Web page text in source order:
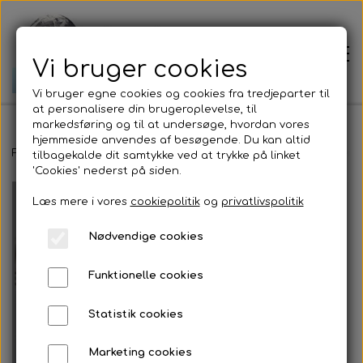
Forside
Prisliste
Jordens bevægelser
Forside Tilbehør til earthingprodukter
Vi bruger cookies
Vi bruger egne cookies og cookies fra tredjeparter til
at personalisere din brugeroplevelse, til
markedsføring og til at undersøge, hvordan vores
hjemmeside anvendes af besøgende. Du kan altid
tilbagekalde dit samtykke ved at trykke på linket
'Cookies' nederst på siden.
Læs mere i vores cookiepolitikog privatlivspolitik
Nødvendige cookies
Funktionelle cookies
Statistik cookies
Marketing cookies